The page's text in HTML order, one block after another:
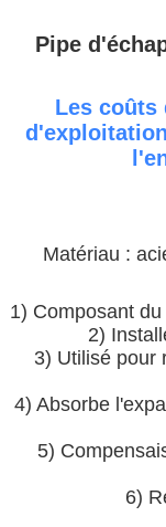
Pipe
Les coûts
Matériau :
1) Composant
2)
3) Utilisé pour
4) Absorbe
5)
6)